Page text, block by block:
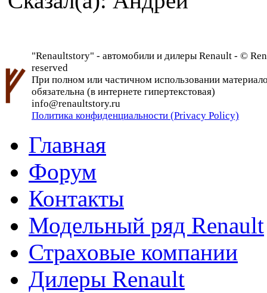
"Renaultstory" - автомобили и дилеры Renault - ©
reserved
При полном или частичном использовании
обязательна (в интернете гипертекстовая)
info@renaultstory.ru
Политика конфиденциальности (Privacy Policy)
Главная
Форум
Контакты
Модельный ряд Renault
Страховые компании
Дилеры Renault